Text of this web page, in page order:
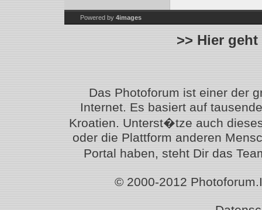
Powered by 4images
>> Hier
Das Photoforum ist einer der
Internet. Es basiert auf
Kroatien. Unterst�tze auch
oder die Plattform anderen
Portal haben, steht Dir das
© 2000-2012